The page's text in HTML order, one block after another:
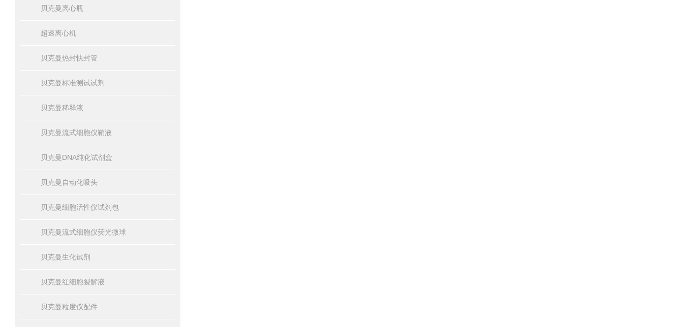
贝克曼离心瓶
超速离心机
贝克曼热封快封管
贝克曼标准测试试剂
贝克曼稀释液
贝克曼流式细胞仪鞘液
贝克曼DNA纯化试剂盒
贝克曼自动化吸头
贝克曼细胞活性仪试剂包
贝克曼流式细胞仪荧光微球
贝克曼生化试剂
贝克曼红细胞裂解液
贝克曼粒度仪配件